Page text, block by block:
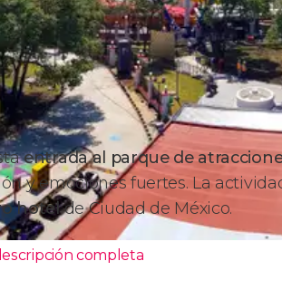
entrada al parque de
y emociones fuertes. La
hotelde Ciudad de México.
completa